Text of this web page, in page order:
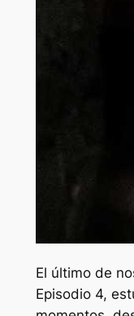
El último de
Episodio 4,